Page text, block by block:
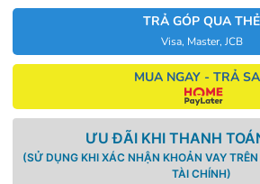
TRẢ GÓP QUA THẺ
Visa, Master, JCB
MUA NGAY - TRẢ
ƯU ĐÃI KHI THANH
(SỬ DỤNG KHI XÁC NHẬN KHOẢN VAY
TÀI CHÍNH)